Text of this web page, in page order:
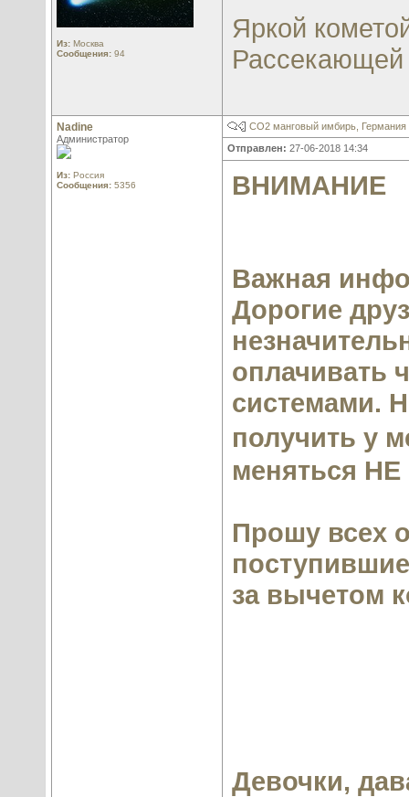
Из: Москва
Сообщения: 94
Яркой
Рассекающей
Nadine
Администратор
Из: Россия
Сообщения: 5356
СО2 манговый имбирь, Германия
Отправлен: 27-06-2018 14:34
ВНИМАНИЕ
Важная
Дорогие
оплачивать
системами.
получить у
меняться
Прошу всех
за вычетом
Девочки,